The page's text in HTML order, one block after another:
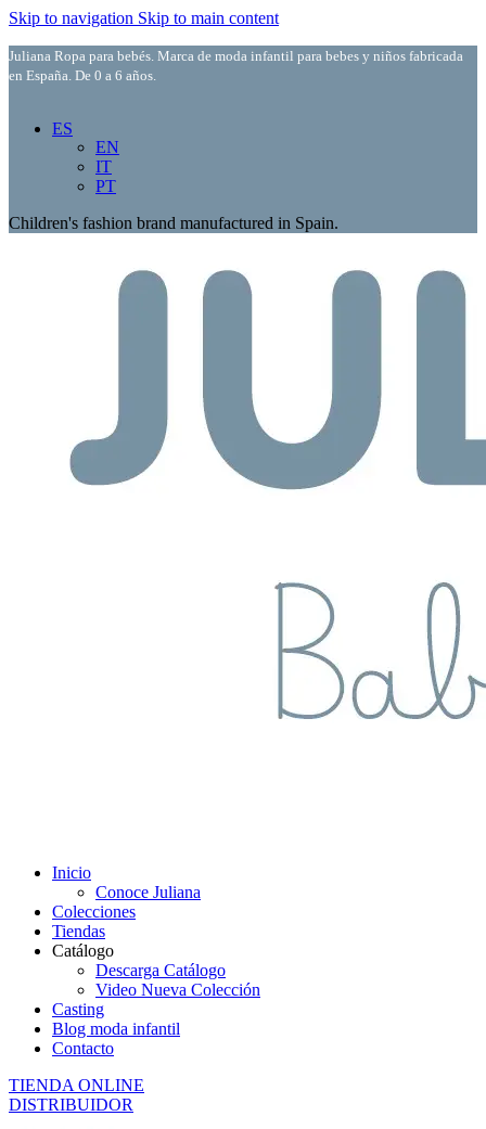
Skip to navigation Skip to main content
Juliana Ropa para bebés. Marca de moda infantil para bebes y niños fabricada
en España. De 0 a 6 años.
ES
EN
IT
PT
Children's fashion brand manufactured in Spain.
Inicio
Conoce Juliana
Colecciones
Tiendas
Catálogo
Descarga Catálogo
Video Nueva Colección
Casting
Blog moda infantil
Contacto
TIENDA ONLINE
DISTRIBUIDOR